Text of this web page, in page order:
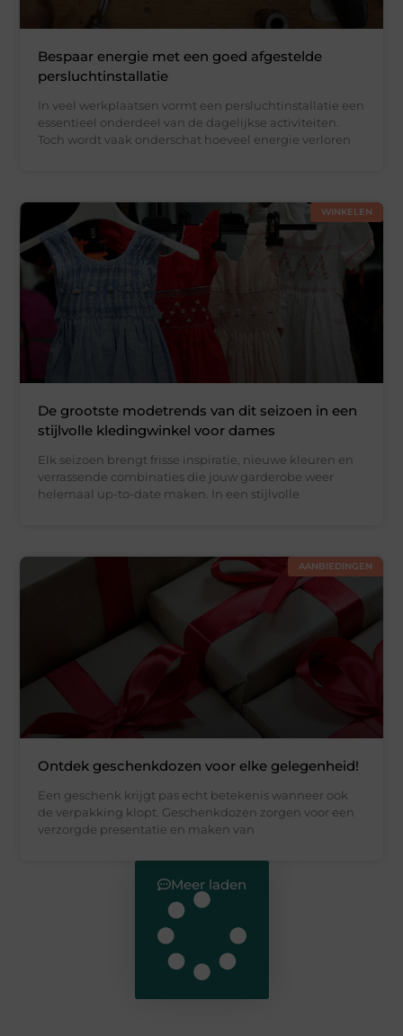
Bespaar energie met een goed afgestelde
persluchtinstallatie
In veel werkplaatsen vormt een persluchtinstallatie een
essentieel onderdeel van de dagelijkse activiteiten.
Toch wordt vaak onderschat hoeveel energie verloren
WINKELEN
De grootste modetrends van dit seizoen in een
stijlvolle kledingwinkel voor dames
Elk seizoen brengt frisse inspiratie, nieuwe kleuren en
verrassende combinaties die jouw garderobe weer
helemaal up-to-date maken. In een stijlvolle
AANBIEDINGEN
Ontdek geschenkdozen voor elke gelegenheid!
Een geschenk krijgt pas echt betekenis wanneer ook
de verpakking klopt. Geschenkdozen zorgen voor een
verzorgde presentatie en maken van
Meer laden